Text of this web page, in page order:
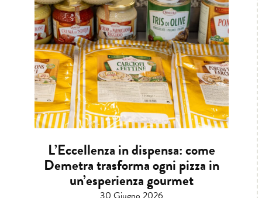
L’Eccellenza in dispensa: come
Demetra trasforma ogni pizza in
un’esperienza gourmet